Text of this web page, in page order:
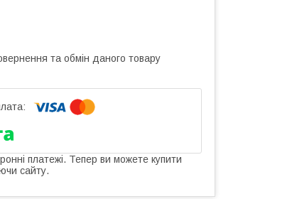
та обмін даного товару
платежі. Тепер ви можете купити
сайту.